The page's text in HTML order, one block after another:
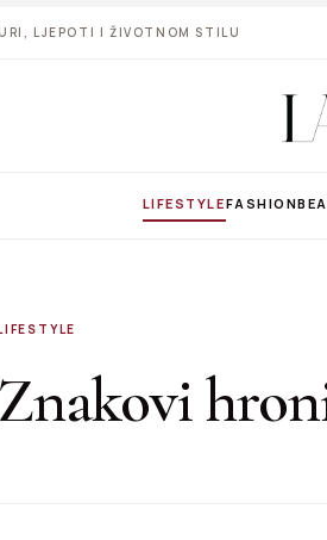
LJEPOTI I ŽIVOTNOM STILU
LIFESTYLEFASHION
Znakovi